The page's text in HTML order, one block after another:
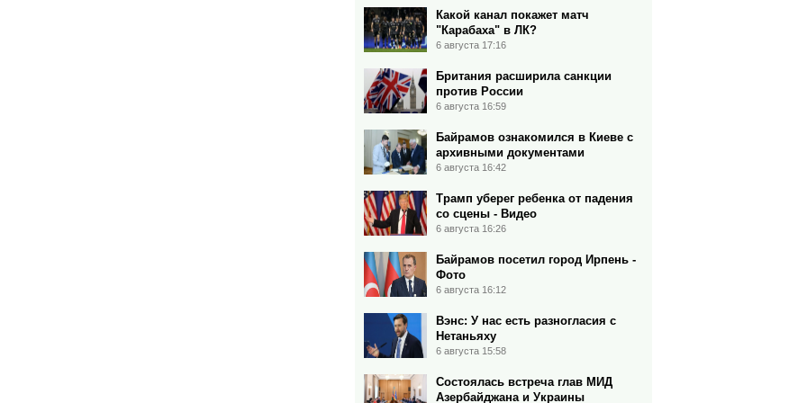
Какой канал покажет матч
"Карабаха" в ЛК?
6 августа 17:16
Британия расширила санкции
против России
6 августа 16:59
Байрамов ознакомился в Киеве с
архивными документами
6 августа 16:42
Трамп уберег ребенка от падения
со сцены - Видео
6 августа 16:26
Байрамов посетил город Ирпень -
Фото
6 августа 16:12
Вэнс: У нас есть разногласия с
Нетаньяху
6 августа 15:58
Состоялась встреча глав МИД
Азербайджана и Украины